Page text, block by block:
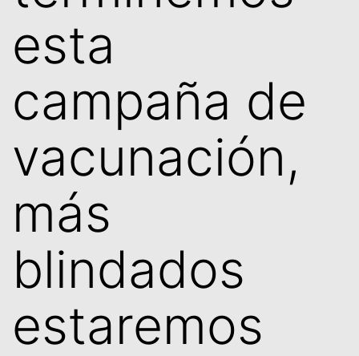
esta
campaña de
vacunación,
más
blindados
estaremos